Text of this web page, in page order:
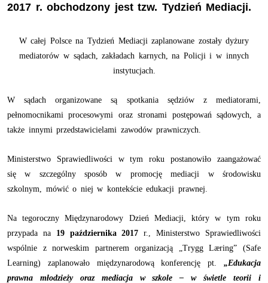
2017 r. obchodzony jest tzw. Tydzień Mediacji.
W całej Polsce na Tydzień Mediacji zaplanowane zostały dyżury
mediatorów w sądach, zakładach karnych, na Policji i w innych
instytucjach.
W sądach organizowane są spotkania sędziów z mediatorami,
pełnomocnikami procesowymi oraz stronami postępowań sądowych, a
także innymi przedstawicielami zawodów prawniczych.
Ministerstwo Sprawiedliwości w tym roku postanowiło zaangażować
się w szczególny sposób w promocję mediacji w środowisku
szkolnym, mówić o niej w kontekście edukacji prawnej.
Na tegoroczny Międzynarodowy Dzień Mediacji, który w tym roku
przypada na 19 października 2017 r., Ministerstwo Sprawiedliwości
wspólnie z norweskim partnerem organizacją „Trygg Læring” (Safe
Learning) zaplanowało międzynarodową konferencję pt.
„Edukacja
prawna młodzieży oraz mediacja w szkole – w świetle teorii i